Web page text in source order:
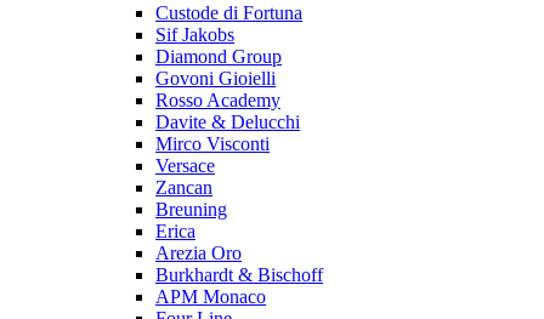
Custode di Fortuna
Sif Jakobs
Diamond Group
Govoni Gioielli
Rosso Academy
Davite & Delucchi
Mirco Visconti
Versace
Zancan
Breuning
Erica
Arezia Oro
Burkhardt & Bischoff
APM Monaco